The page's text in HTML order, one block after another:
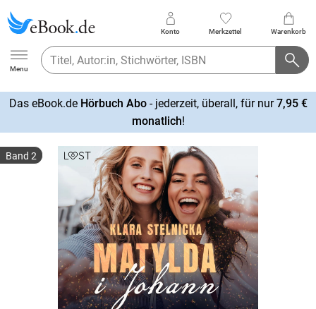
Ebook.de
Menu
Konto Merkzettel Warenkorb
Das eBook.de Hörbuch Abo- jederzeit, überall, für nur7,95 €
monatlich!
Band 2